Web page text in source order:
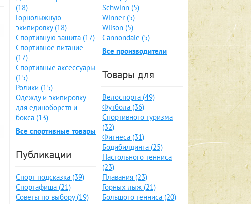
(18)
Горнолыжную
экипировку (18)
Спортивную защита (17)
Спортивное питание
(17)
Спортивные аксессуары
(15)
Ролики (15)
Одежду и экипировку
для единоборств и
бокса (13)
Все спортивные товары
Публикации
Спорт подсказка (39)
Спортафиша (21)
Советы по выбору (19)
Schwinn (5)
Winner (5)
Wilson (5)
Cannondale (5)
Все производители
Товары для
Велоспорта (49)
Футбола (36)
Спортивного туризма
(32)
Фитнеса (31)
Бодибилдинга (25)
Настольного тенниса
(23)
Плавания (23)
Горных лыж (21)
Большого тенниса (20)